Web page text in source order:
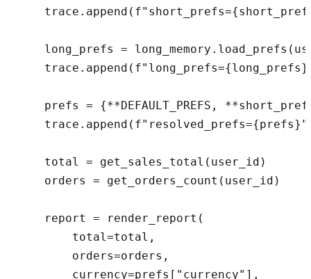
long_prefs =
prefs = {**DEFAULT_PREFS,
    total = get_sales_total(user_id)
    orders = get_orders_count(user_id)
    report = render_report(
        total=total,
        orders=orders,
        currency=prefs["currency"],